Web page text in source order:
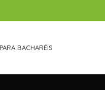
BACHARÉIS